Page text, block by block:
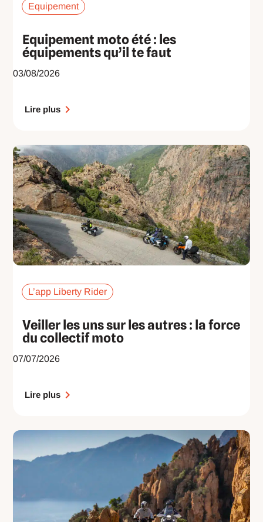
Equipement
Equipement moto été : les
équipements qu’il te faut
03/08/2026
Lire plus
L’app Liberty Rider
Veiller les uns sur les autres : la force
du collectif moto
07/07/2026
Lire plus